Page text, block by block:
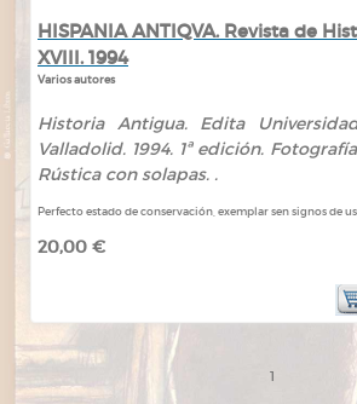
HISPANIA ANTIQVA. Revista de
XVIII. 1994
Varios autores
Historia Antigua. Edita
Valladolid. 1994. 1ª edición.
Rústica con solapas. .
Perfecto estado de conservación, exemplar sen signos de
20,00 €
1